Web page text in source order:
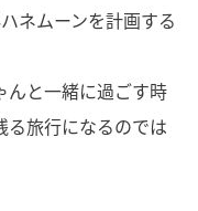
ネムーンを計画する
んと一緒に過ごす時
る旅行になるのでは